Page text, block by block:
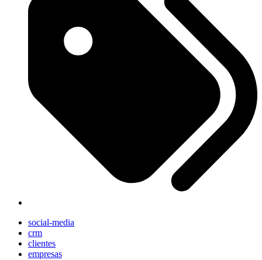
social-media
crm
clientes
empresas